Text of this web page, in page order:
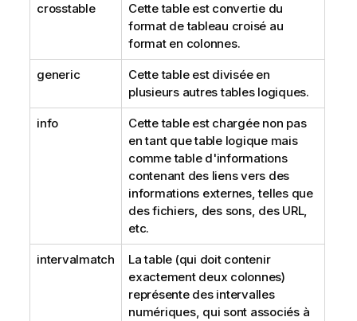
crosstable
Cette table est convertie du
format de tableau croisé au
format en colonnes.
generic
Cette table est divisée en
plusieurs autres tables logiques.
info
Cette table est chargée non pas
en tant que table logique mais
comme table d'informations
contenant des liens vers des
informations externes, telles que
des fichiers, des sons, des URL,
etc.
intervalmatch
La table (qui doit contenir
exactement deux colonnes)
représente des intervalles
numériques, qui sont associés à